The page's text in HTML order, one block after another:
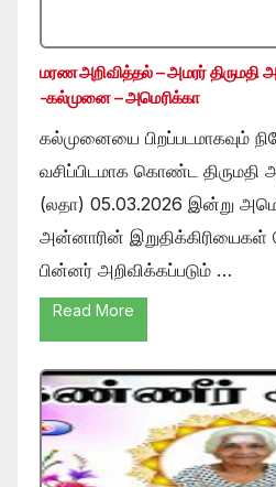
மரண அறிவித்தல் – அமரர் திருமதி
-கல்முனை – அமெரிக்கா
கல்முனையை பிறப்படமாகவும்
வசிப்பிடமாக கொண்ட திருமதி
(லதா) 05.03.2026 இன்று
அன்னாரின் இறுதிக்கிரியைகள்
பின்னர் அறிவிக்கப்படும் …
Read More